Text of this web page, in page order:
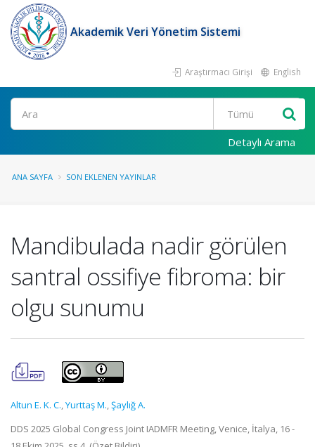
Akademik Veri Yönetim Sistemi
Araştırmacı Girişi English
Ara
Detaylı Arama
ANA SAYFA SON EKLENEN YAYINLAR
Mandibulada nadir görülen
santral ossifiye fibroma: bir
olgu sunumu
Altun E. K. C.,Yurttaş M.,Şaylığ A.
DDS 2025 Global Congress Joint IADMFR Meeting, Venice, İtalya, 16 -